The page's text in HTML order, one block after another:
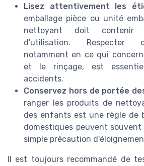
Lisez attentivement les
emballage pièce ou unité
nettoyant doit contenir
d'utilisation. Respecter
notamment en ce qui
et le rinçage, est
accidents.
Conservez hors de portée
ranger les produits de
des enfants est une règle de
domestiques peuvent
simple précaution
Il est toujours recommandé de